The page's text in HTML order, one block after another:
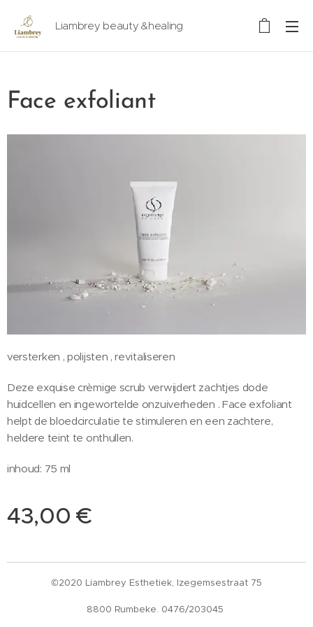
Liambrey beauty &healing
Face exfoliant
versterken , polijsten , revitaliseren
Deze exquise crèmige scrub verwijdert zachtjes dode
huidcellen en ingewortelde onzuiverheden . Face exfoliant
helpt de bloedcirculatie te stimuleren en een zachtere,
heldere teint te onthullen.
inhoud: 75 ml
43,00 €
©2020 Liambrey Esthetiek, Izegemsestraat 75
8800 Rumbeke. 0476/203045